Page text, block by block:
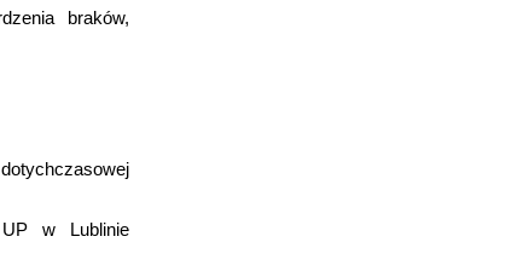
braków,
w Lublinie